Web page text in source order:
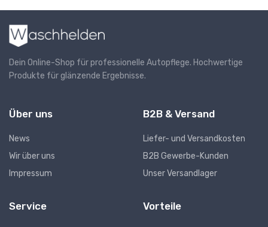
Dein Online-Shop für professionelle Autopflege. Hochwertige
Produkte für glänzende Ergebnisse.
Über uns
News
Wir über uns
Impressum
B2B & Versand
Liefer- und Versandkosten
B2B Gewerbe-Kunden
Unser Versandlager
Service Vorteile